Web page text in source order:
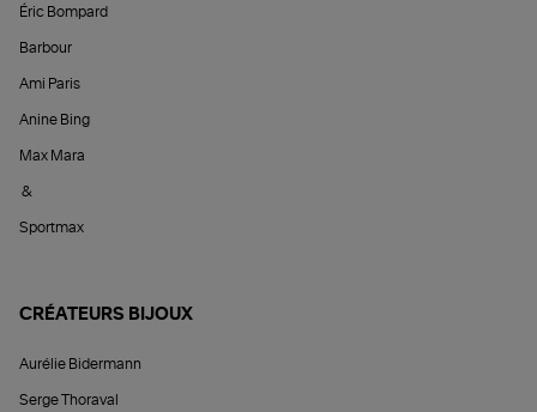
Éric Bompard
Barbour
Ami Paris
Anine Bing
Max Mara
&
Sportmax
CRÉATEURS BIJOUX
Aurélie Bidermann
Serge Thoraval